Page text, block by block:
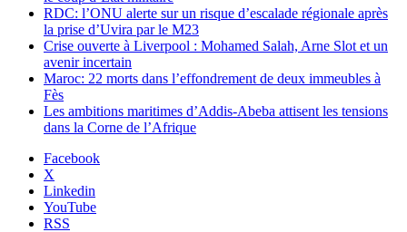
RDC: l’ONU alerte sur un risque d’escalade régionale après
la prise d’Uvira par le M23
Crise ouverte à Liverpool : Mohamed Salah, Arne Slot et un
avenir incertain
Maroc: 22 morts dans l’effondrement de deux immeubles à
Fès
Les ambitions maritimes d’Addis-Abeba attisent les tensions
dans la Corne de l’Afrique
Facebook
X
Linkedin
YouTube
RSS